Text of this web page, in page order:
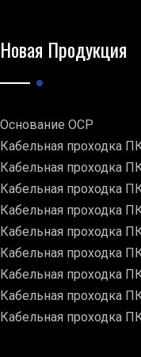
Новая Продукция
Основание ОСР
Кабельная проходка
Кабельная проходка
Кабельная проходка
Кабельная проходка
Кабельная проходка
Кабельная проходка
Кабельная проходка
Кабельная проходка
Кабельная проходка